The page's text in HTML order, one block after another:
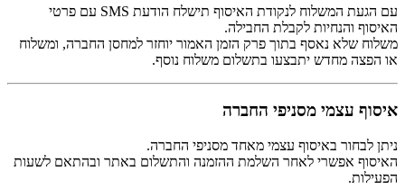
עם הגעת המשלוח לנקודת האיסוף תישלח הודעת SMS עם פרטי
האיסוף והנחיות לקבלת החבילה.
משלוח שלא נאסף בתוך פרק הזמן האמור יוחזר למחסן החברה, ומשלוח
או הפצה מחדש יתבצעו בתשלום משלוח נוסף.
איסוף עצמי מסניפי החברה
ניתן לבחור באיסוף עצמי מאחד מסניפי החברה.
האיסוף אפשרי לאחר השלמת ההזמנה והתשלום באתר ובהתאם לשעות
הפעילות.